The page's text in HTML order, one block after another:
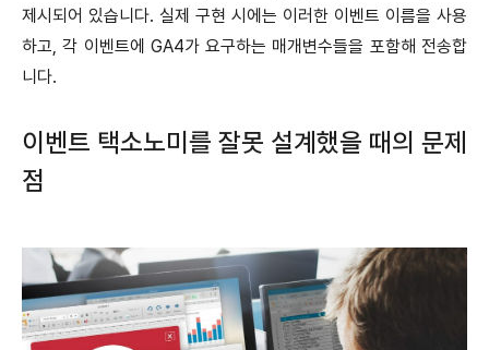
제시되어 있습니다. 실제 구현 시에는 이러한 이벤트 이름을 사용
하고, 각 이벤트에 GA4가 요구하는 매개변수들을 포함해 전송합
니다.
이벤트 택소노미를 잘못 설계했을 때의 문제
점